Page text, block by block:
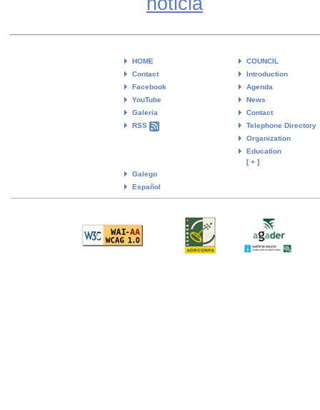
HOME
Contact
Facebook
YouTube
Galeria
RSS
Galego
Español
COUNCIL
Introduction
Agenda
News
Contact
Telephone Directory
Organization
Education
[ + ]